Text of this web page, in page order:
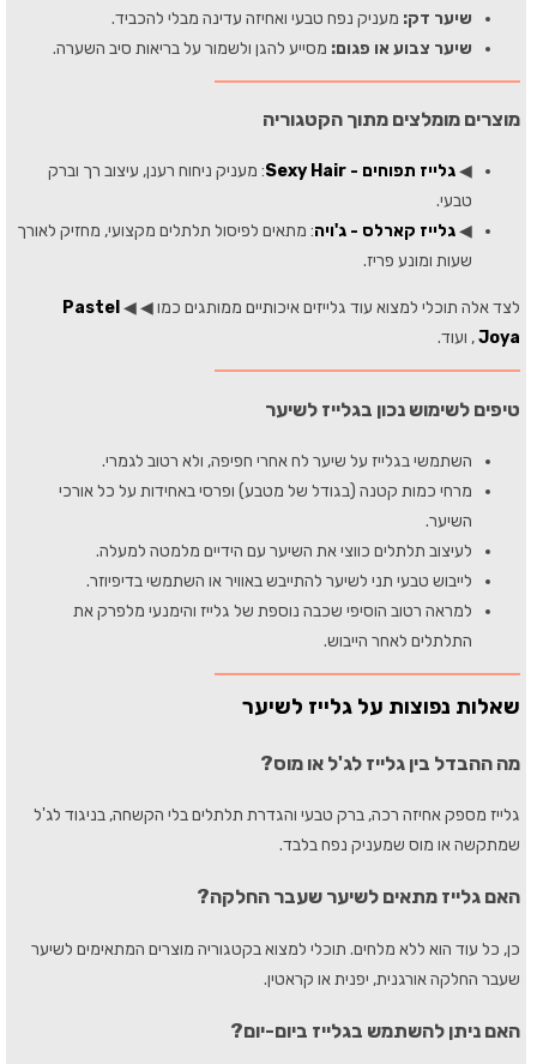
שיער דק: מעניק נפח טבעי ואחיזה עדינה מבלי להכביד.
שיער צבוע או פגום: מסייע להגן ולשמור על בריאות סיב השערה.
מוצרים מומלצים מתוך הקטגוריה
◀גלייז תפוחים - Sexy Hair
: מעניק ניחוח רענן, עיצוב רך וברק
טבעי.
◀גלייז קארלס - ג'ויה: מתאים לפיסול תלתלים מקצועי, מחזיק לאורך
שעות ומונע פריז.
לצד אלה תוכלי למצוא עוד גלייזים איכותיים ממותגים כמו ◀ Pastel◀
,Joya ועוד.
טיפים לשימוש נכון בגלייז לשיער
השתמשי בגלייז על שיער לח אחרי חפיפה, ולא רטוב לגמרי.
מרחי כמות קטנה (בגודל של מטבע) ופרסי באחידות על כל אורכי
השיער.
לעיצוב תלתלים כווצי את השיער עם הידיים מלמטה למעלה.
לייבוש טבעי תני לשיער להתייבש באוויר או השתמשי בדיפיוזר.
למראה רטוב הוסיפי שכבה נוספת של גלייז והימנעי מלפרק את
התלתלים לאחר הייבוש.
שאלות נפוצות על גלייז לשיער
מה ההבדל בין גלייז לג'ל או מוס?
גלייז מספק אחיזה רכה, ברק טבעי והגדרת תלתלים בלי הקשחה, בניגוד לג'ל
שמתקשה או מוס שמעניק נפח בלבד.
האם גלייז מתאים לשיער שעבר החלקה?
כן, כל עוד הוא ללא מלחים. תוכלי למצוא בקטגוריה מוצרים המתאימים לשיער
שעבר החלקה אורגנית, יפנית או קראטין.
האם ניתן להשתמש בגלייז ביום-יום?